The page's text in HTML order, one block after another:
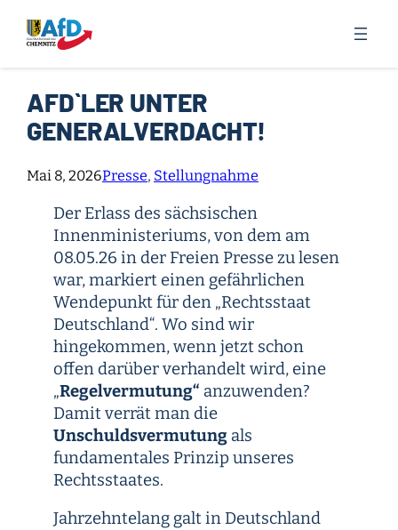
Inhalt
springen
AFD`LER UNTER
GENERALVERDACHT!
Mai 8, 2026Presse, Stellungnahme
Der Erlass des sächsischen
Innenministeriums, von dem am
08.05.26 in der Freien Presse zu lesen
war, markiert einen gefährlichen
Wendepunkt für den „Rechtsstaat
Deutschland“. Wo sind wir
hingekommen, wenn jetzt schon
offen darüber verhandelt wird, eine
„Regelvermutung“ anzuwenden?
Damit verrät man die
Unschuldsvermutung als
fundamentales Prinzip unseres
Rechtsstaates.
Jahrzehntelang galt in Deutschland